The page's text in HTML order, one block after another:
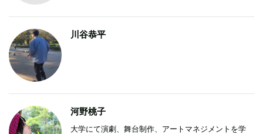
川谷恭平
河野桃子
大学にて演劇、舞台制作、アートマネジメントを学